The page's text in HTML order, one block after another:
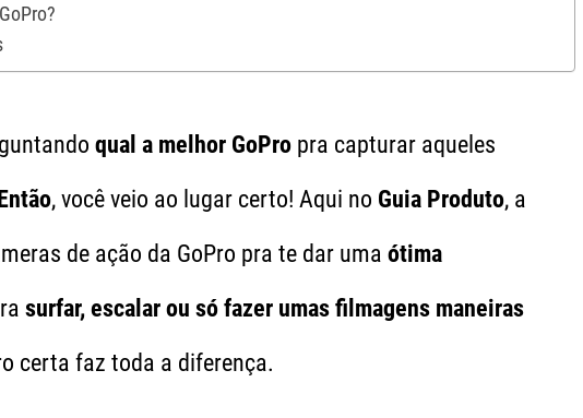
qual a melhor GoPro pra capturar aqueles
, você veio ao lugar certo! Aqui no Guia Produto, a
de ação da GoPro pra te dar uma ótima
surfar, escalar ou só fazer umas filmagens maneiras
certa faz toda a diferença.